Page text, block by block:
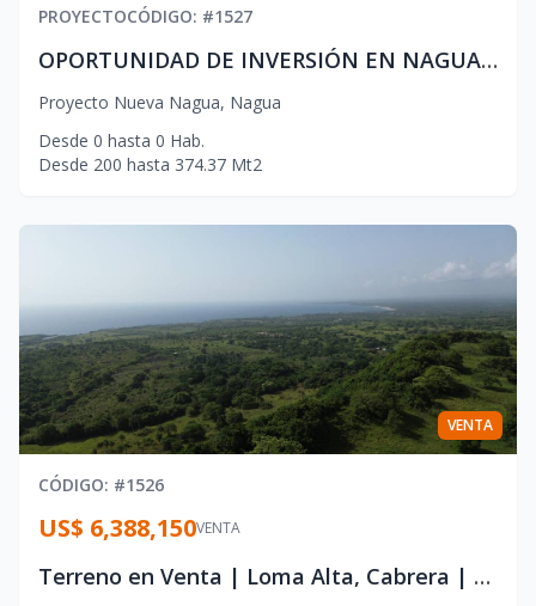
PROYECTOCÓDIGO: #1527
OPORTUNIDAD DE INVERSIÓN EN NAGUA, Solares desde 238 m2
Proyecto Nueva Nagua, Nagua
Desde 0 hasta 0 Hab.
Desde 200 hasta 374.37 Mt2
VENTA
CÓDIGO: #1526
VENTA
US$ 6,388,150
Terreno en Venta | Loma Alta, Cabrera | 255,526 m² | Vista Panorámica al Atlántico | $25/m²